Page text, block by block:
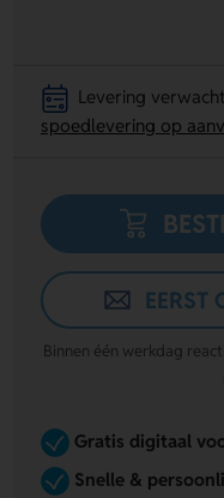
Levering
spoedlevering op
EERST
Binnen één werkdag
Gratis digitaal
Snelle &